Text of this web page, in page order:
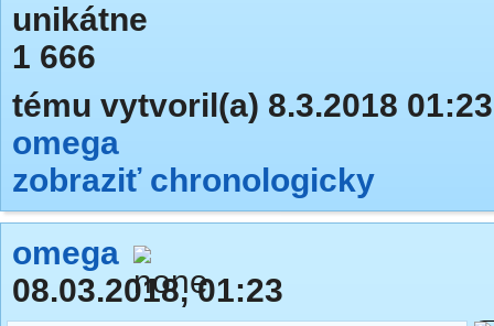
unikátne
1 666
tému vytvoril(a) 8.3.2018 01:23
omega
zobraziť chronologicky
omega
08.03.2018, 01:23